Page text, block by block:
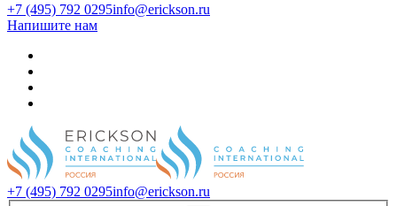
+7 (495) 792 0295info@erickson.ru
Напишите нам
+7 (495) 792 0295info@erickson.ru